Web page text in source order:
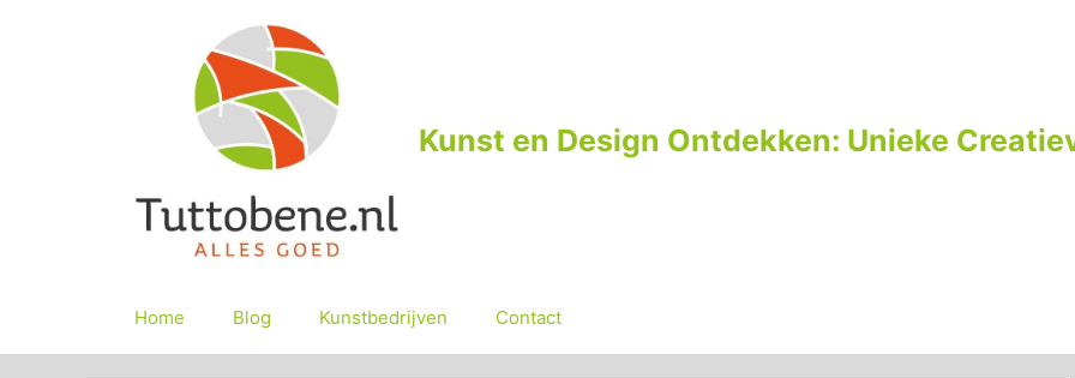
Kunst en Design Ontdekken: Unieke
Home Blog Kunstbedrijven Contact